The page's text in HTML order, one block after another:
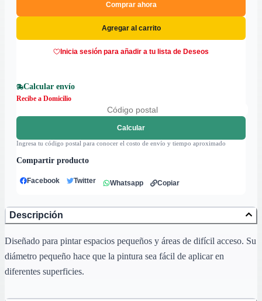
Comprar ahora
Agregar al carrito
Inicia sesión para añadir a tu lista de Deseos
Calcular envío
Recibe a Domicilio
Calcular
Ingresa tu código postal para conocer el costo de envío y tiempo aproximado
Compartir producto
Facebook Twitter Whatsapp Copiar
Descripción
Diseñado para pintar espacios pequeños y áreas de difícil acceso. Su
diámetro pequeño hace que la pintura sea fácil de aplicar en
diferentes superficies.